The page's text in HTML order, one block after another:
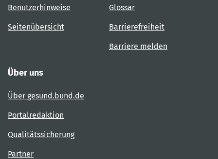
Benutzerhinweise
Seitenübersicht
Glossar
Barrierefreiheit
Barriere melden
Über uns
Über gesund.bund.de
Portalredaktion
Qualitätssicherung
Partner